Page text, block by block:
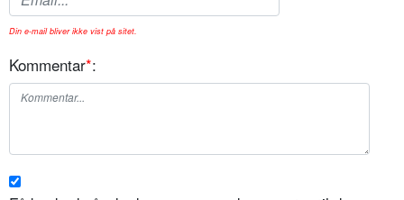
Din e-mail bliver ikke vist på sitet.
Kommentar*: